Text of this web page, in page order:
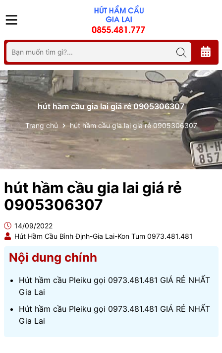
hút hầm cầu gia lai giá rẻ 0905306307
Trang chủ hút hầm cầu gia lai giá rẻ 0905306307
hút hầm cầu gia lai giá rẻ
0905306307
14/09/2022
Hút Hầm Cầu Bình Định-Gia Lai-Kon Tum 0973.481.481
Nội dung chính
Hút hầm cầu Pleiku gọi 0973.481.481 GIÁ RẺ NHẤT
Gia Lai
Hút hầm cầu Pleiku gọi 0973.481.481 GIÁ RẺ NHẤT
Gia Lai